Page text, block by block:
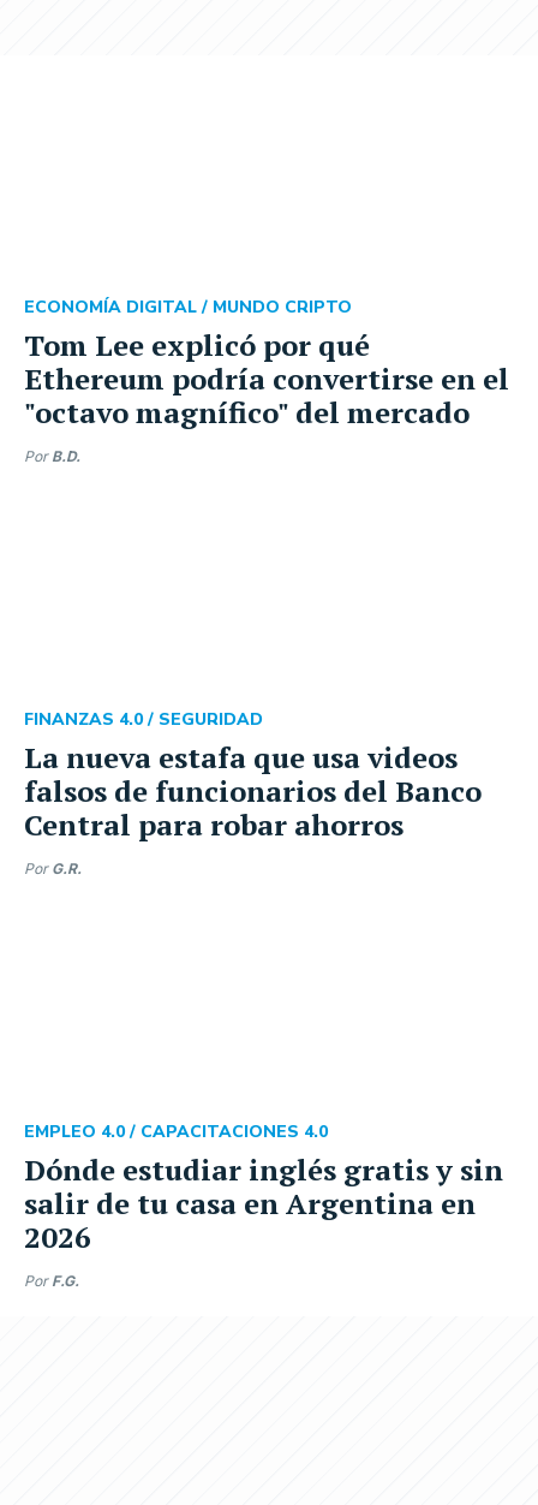
Tom Lee explicó por qué
Ethereum podría convertirse en el
"octavo magnífico" del mercado
ECONOMÍA DIGITAL / MUNDO CRIPTO
Por B.D.
La nueva estafa que usa videos
falsos de funcionarios del Banco
Central para robar ahorros
FINANZAS 4.0 / SEGURIDAD
Por G.R.
Dónde estudiar inglés gratis y sin
salir de tu casa en Argentina en
2026
EMPLEO 4.0 / CAPACITACIONES 4.0
Por F.G.